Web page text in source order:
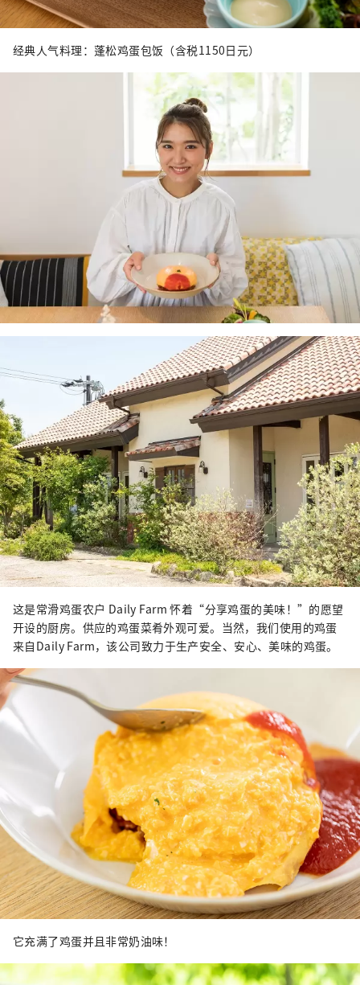
经典人气料理：蓬松鸡蛋包饭（含税1150日元）
这是常滑鸡蛋农户 Daily Farm 怀着“分享鸡蛋的美味！”的愿望
开设的厨房。供应的鸡蛋菜肴外观可爱。当然，我们使用的鸡蛋
来自Daily Farm，该公司致力于生产安全、安心、美味的鸡蛋。
它充满了鸡蛋并且非常奶油味！